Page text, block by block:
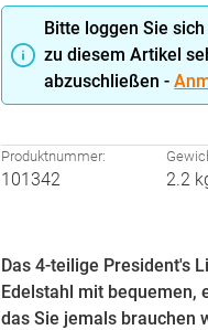
Bitte loggen Sie
zu diesem Artikel
abzuschließen -
Produktnummer:
101342 2.2
Das 4-teilige President's
Edelstahl mit bequemen,
das Sie jemals brauchen